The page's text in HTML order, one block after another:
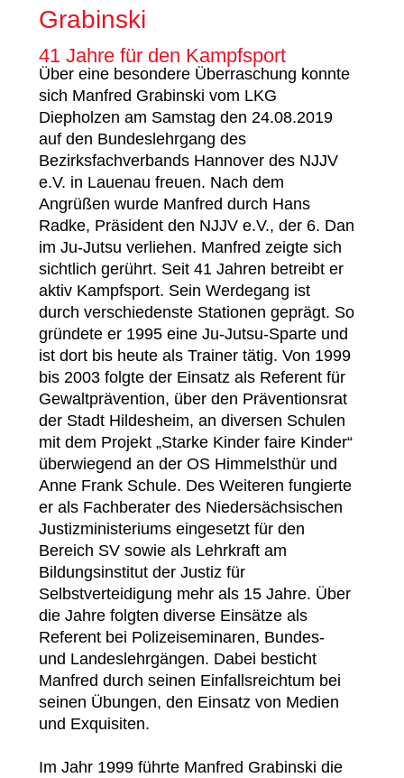
Grabinski
41 Jahre für den Kampfsport
Über eine besondere Überraschung konnte
sich Manfred Grabinski vom LKG
Diepholzen am Samstag den 24.08.2019
auf den Bundeslehrgang des
Bezirksfachverbands Hannover des NJJV
e.V. in Lauenau freuen. Nach dem
Angrüßen wurde Manfred durch Hans
Radke, Präsident den NJJV e.V., der 6. Dan
im Ju-Jutsu verliehen. Manfred zeigte sich
sichtlich gerührt. Seit 41 Jahren betreibt er
aktiv Kampfsport. Sein Werdegang ist
durch verschiedenste Stationen geprägt. So
gründete er 1995 eine Ju-Jutsu-Sparte und
ist dort bis heute als Trainer tätig. Von 1999
bis 2003 folgte der Einsatz als Referent für
Gewaltprävention, über den Präventionsrat
der Stadt Hildesheim, an diversen Schulen
mit dem Projekt „Starke Kinder faire Kinder“
überwiegend an der OS Himmelsthür und
Anne Frank Schule. Des Weiteren fungierte
er als Fachberater des Niedersächsischen
Justizministeriums eingesetzt für den
Bereich SV sowie als Lehrkraft am
Bildungsinstitut der Justiz für
Selbstverteidigung mehr als 15 Jahre. Über
die Jahre folgten diverse Einsätze als
Referent bei Polizeiseminaren, Bundes-
und Landeslehrgängen. Dabei besticht
Manfred durch seinen Einfallsreichtum bei
seinen Übungen, den Einsatz von Medien
und Exquisiten.
Im Jahr 1999 führte Manfred Grabinski die